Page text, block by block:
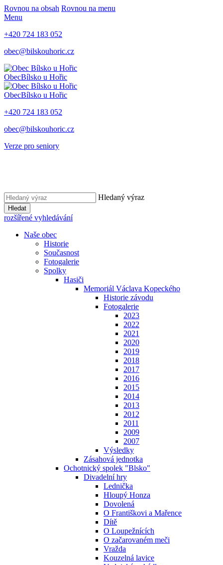
Rovnou na obsah Rovnou na menu
Menu
+420 724 183 052
obec@bilskouhoric.cz
ObecBílsko u Hořic
ObecBílsko u Hořic
+420 724 183 052
obec@bilskouhoric.cz
Verze pro seniory
Hledaný výraz
Hledat
rozšířené vyhledávání
Naše obec
Historie
Současnost
Fotogalerie
Spolky
Hasiči
Memoriál Václava Kopeckého
Historie závodu
Fotogalerie
2023
2022
2021
2020
2019
2018
2017
2016
2015
2014
2013
2012
2011
2009
2007
Výsledky
Zásahová jednotka
Ochotnický spolek "Blsko"
Divadelní hry
Lednička
Hloupý Honza
Dovolená
O Františkovi a Mařence
Dítě
O Loupežnících
O začarovaném meči
Vražda
Kouzelná lavice